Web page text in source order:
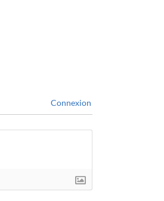
Connexion